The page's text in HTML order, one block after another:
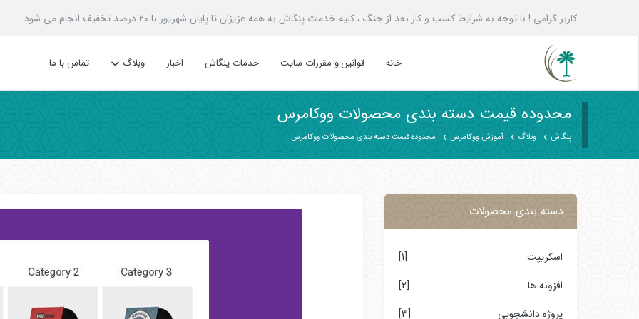
کاربر گرامی ! با توجه به شرایط کسب و کار بعد از جنگ ، کلیه خدمات پنگاش به همه عزیزان تا پایان شهریور با 20 درصد تخفیف انجام می شود.
خانه قوانین و مقررات سایت خدمات پنگاش اخبار وبلاگ تماس با ما
محدوده قیمت دسته بندی محصولات ووکامرس
پنگاش وبلاگ آموزش ووکامرس محدوده قیمت دسته بندی محصولات ووکامرس
دسته بندی محصولات
اسکریپت
[1]
افزونه ها
[2]
پروژه دانشجویی
[3]